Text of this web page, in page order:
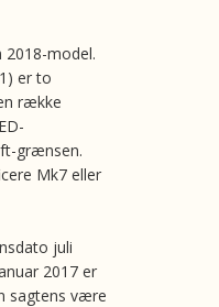
2018-model.
er to
række
grænsen.
Mk7 eller
juli
2017 er
sagtens være